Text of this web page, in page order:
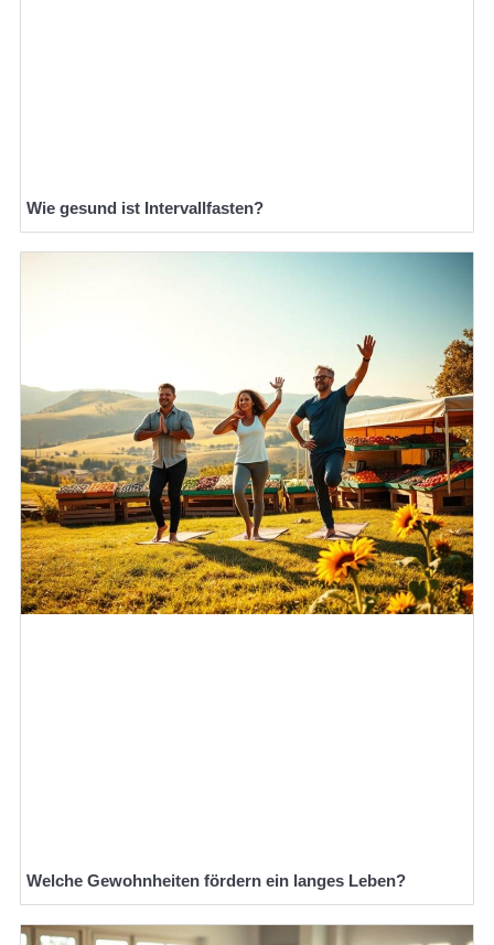
Wie gesund ist Intervallfasten?
Welche Gewohnheiten fördern ein langes Leben?